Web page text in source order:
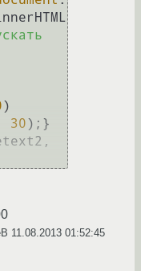
)
30);}
11.08.2013 01:52:45